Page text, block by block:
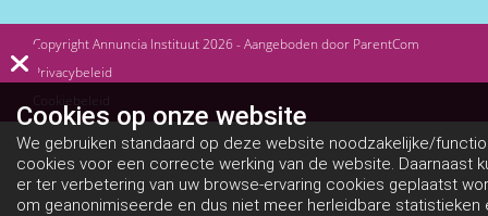
Copyright Annuncia Instituut 2026 - Aangeboden door ParentCom
Privacybeleid
Cookiebeleid
Cookies oponze website
We gebruiken standaard op deze website noodzakelijke/
cookies voor een correcte werking van de website. Daarnaast
er ter verbetering van uw browse-ervaring cookies geplaatst
om geanonimiseerde en dus niet meer herleidbare statistieken